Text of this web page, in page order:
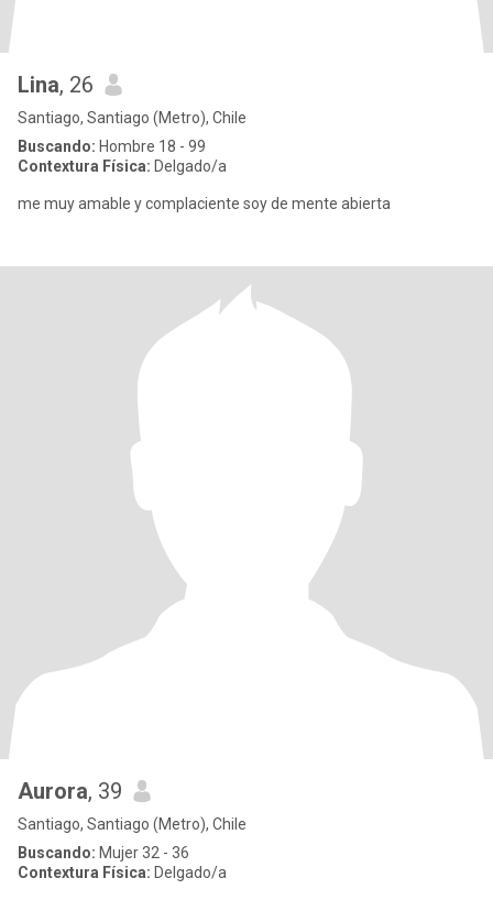
Lina, 26
Santiago, Santiago (Metro), Chile
Buscando: Hombre 18 - 99
Contextura Física: Delgado/a
me muy amable y complaciente soy de mente abierta
Aurora, 39
Santiago, Santiago (Metro), Chile
Buscando: Mujer 32 - 36
Contextura Física: Delgado/a